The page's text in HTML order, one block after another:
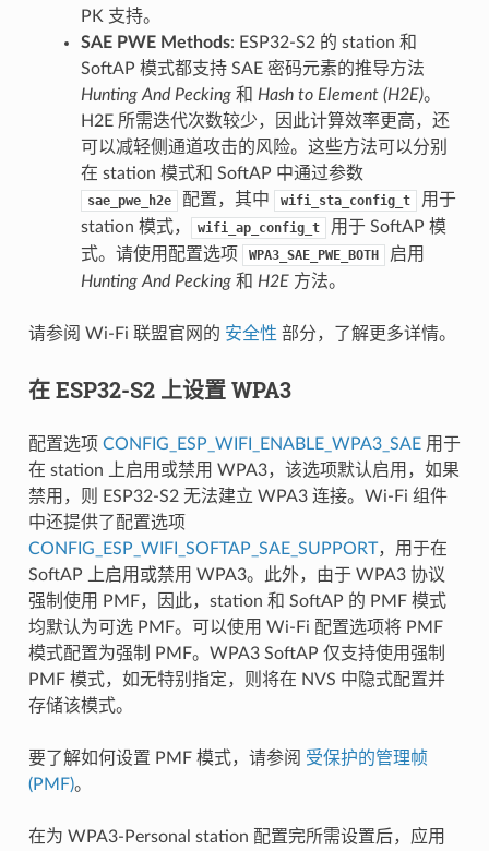
PK 支持。
SAE PWE Methods: ESP32-S2 的 station 和
SoftAP 模式都支持 SAE 密码元素的推导方法
Hunting And Pecking和 Hash to Element (H2E)。
H2E 所需迭代次数较少，因此计算效率更高，还
可以减轻侧通道攻击的风险。这些方法可以分别
在 station 模式和 SoftAP 中通过参数
sae_pwe_h2e 配置，其中 wifi_sta_config_t
用于
station 模式，
wifi_ap_config_t
用于 SoftAP 模
式。请使用配置选项
WPA3_SAE_PWE_BOTH
启用
Hunting And Pecking和 H2E方法。
请参阅 Wi-Fi 联盟官网的 安全性 部分，了解更多详情。
在 ESP32-S2 上设置 WPA3
配置选项 CONFIG_ESP_WIFI_ENABLE_WPA3_SAE用于
在 station 上启用或禁用 WPA3，该选项默认启用，如果
禁用，则 ESP32-S2 无法建立 WPA3 连接。Wi-Fi 组件
中还提供了配置选项
CONFIG_ESP_WIFI_SOFTAP_SAE_SUPPORT，用于在
SoftAP 上启用或禁用 WPA3。此外，由于 WPA3 协议
强制使用 PMF，因此，station 和 SoftAP 的 PMF 模式
均默认为可选 PMF。可以使用 Wi-Fi 配置选项将 PMF
模式配置为强制 PMF。WPA3 SoftAP 仅支持使用强制
PMF 模式，如无特别指定，则将在 NVS 中隐式配置并
存储该模式。
要了解如何设置 PMF 模式，请参阅 受保护的管理帧
(PMF)。
在为 WPA3-Personal station 配置完所需设置后，应用